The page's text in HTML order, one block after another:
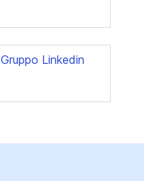
Gruppo Linkedin